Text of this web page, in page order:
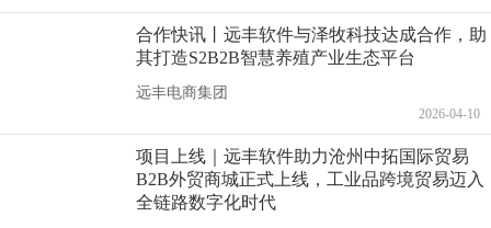
合作快讯丨远丰软件与泽牧科技达成合作，助
其打造S2B2B智慧养殖产业生态平台
远丰电商集团
2026-04-10
项目上线｜远丰软件助力沧州中拓国际贸易
B2B外贸商城正式上线，工业品跨境贸易迈入
全链路数字化时代